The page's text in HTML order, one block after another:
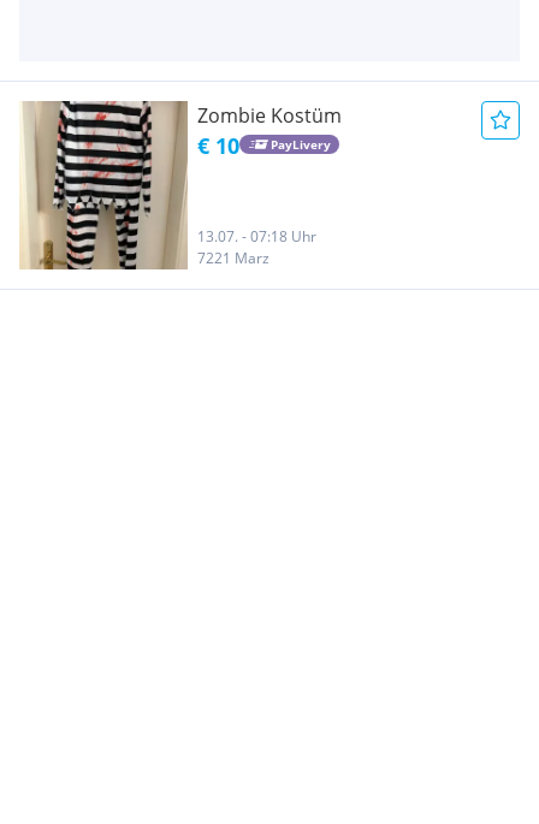
Zombie Kostüm
€ 10 PayLivery
13.07. - 07:18 Uhr
7221 Marz